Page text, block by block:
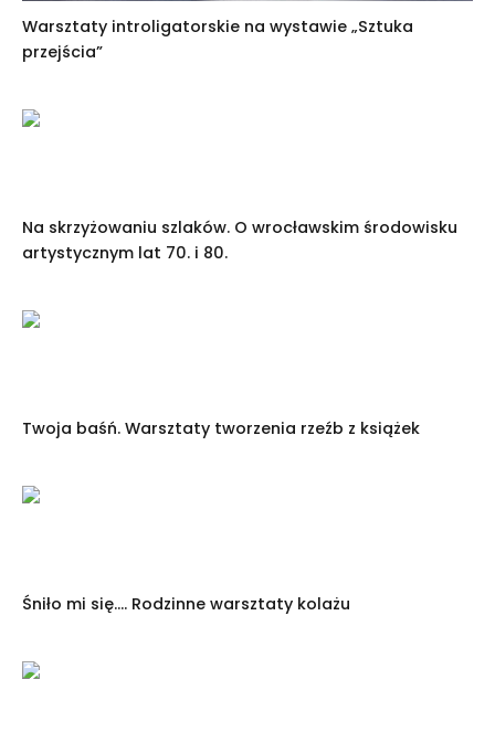
Warsztaty introligatorskie na wystawie „Sztuka
przejścia”
Na skrzyżowaniu szlaków. O wrocławskim środowisku
artystycznym lat 70. i 80.
Twoja baśń. Warsztaty tworzenia rzeźb z książek
Śniło mi się…. Rodzinne warsztaty kolażu